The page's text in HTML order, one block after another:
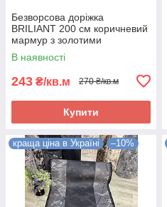
Безворсова доріжка
BRILIANT 200 см коричневий
мармур з золотими
полосками на підлогу на
кухню, в коридор
В наявності
243 ₴/кв.м 270 ₴/кв.м
Купити
краща ціна в Україні –10%